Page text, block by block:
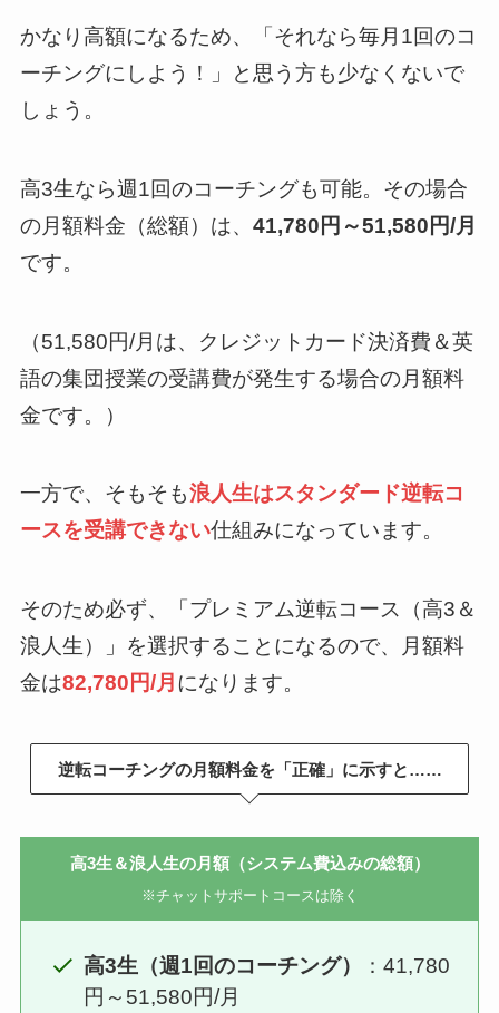
かなり高額になるため、「それなら毎月1回のコ
ーチングにしよう！」と思う方も少なくないで
しょう。
高3生なら週1回のコーチングも可能。その場合
の月額料金（総額）は、 41,780円～51,580円/月
です。
（51,580円/月は、クレジットカード決済費＆英
語の集団授業の受講費が発生する場合の月額料
金です。）
一方で、そもそも浪人生はスタンダード逆転コ
ースを受講できない仕組みになっています。
そのため必ず、「プレミアム逆転コース（高3＆
浪人生）」を選択することになるので、月額料
金は82,780円/月 になります。
逆転コーチングの月額料金を「正確」に示すと……
高3生＆浪人生の月額（システム費込みの総額）
※チャットサポートコースは除く
高3生（週1回のコーチング）
：41,780
円～51,580円/月